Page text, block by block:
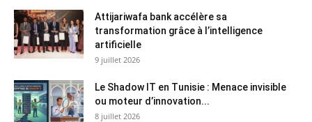
Attijariwafa bank accélère sa
transformation grâce à l’intelligence
artificielle
9 juillet 2026
Le Shadow IT en Tunisie : Menace invisible
ou moteur d’innovation...
8 juillet 2026